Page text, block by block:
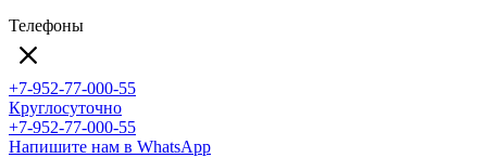
Телефоны
+7-952-77-000-55
Круглосуточно
+7-952-77-000-55
Напишите нам в WhatsApp